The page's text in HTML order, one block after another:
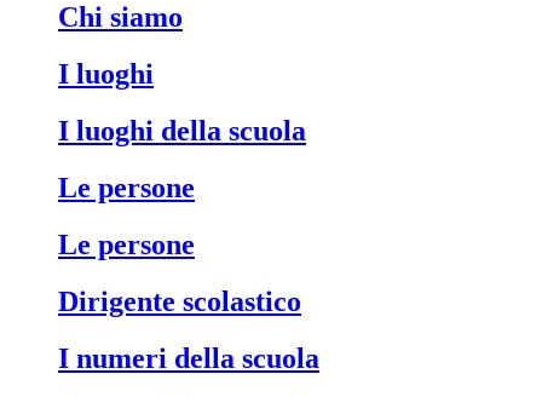
Chi siamo
I luoghi
I luoghi della scuola
Le persone
Le persone
Dirigente scolastico
I numeri della scuola